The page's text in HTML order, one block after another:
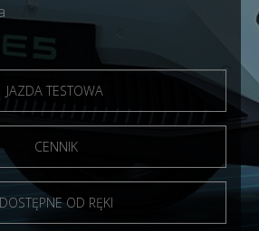
JAZDA TESTOWA
CENNIK
DOSTĘPNE OD RĘKI